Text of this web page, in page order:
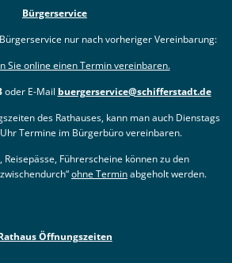
Bürgerservice
nur nach vorheriger Vereinbarung:
Sie online einen Termin vereinbaren.
oder E-Mail buergerservice@schifferstadt.de
des Rathauses, kann man auch Dienstags
Termine im Bürgerbüro vereinbaren.
Reisepässe, Führerscheine können zu den
ohne Terminabgeholt werden.
Öffnungszeiten